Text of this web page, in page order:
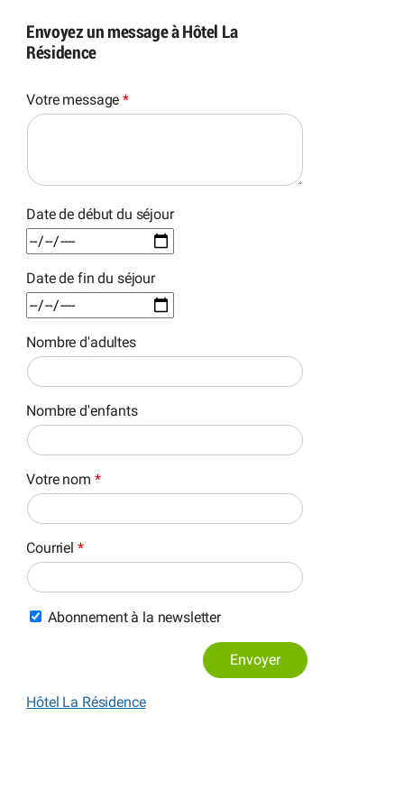
Envoyez un message à Hôtel La
Résidence
Votre message*
Date de début du séjour
Date de fin du séjour
Nombre d'adultes
Nombre d'enfants
Votre nom *
Courriel *
Abonnement à la newsletter
Envoyer
Hôtel La Résidence